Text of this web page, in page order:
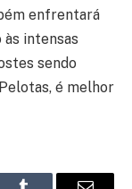
enfrentará
às intensas
sendo
é melhor